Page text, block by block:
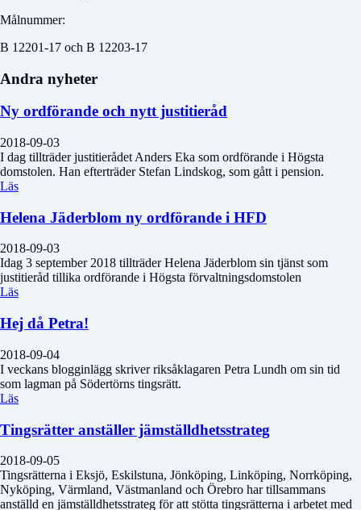
Målnummer:
B 12201-17 och B 12203-17
Andra nyheter
Ny ordförande och nytt justitieråd
2018-09-03
I dag tillträder justitierådet Anders Eka som ordförande i Högsta
domstolen. Han efterträder Stefan Lindskog, som gått i pension.
Läs
Helena Jäderblom ny ordförande i HFD
2018-09-03
Idag 3 september 2018 tillträder Helena Jäderblom sin tjänst som
justitieråd tillika ordförande i Högsta förvaltningsdomstolen
Läs
Hej då Petra!
2018-09-04
I veckans blogginlägg skriver riksåklagaren Petra Lundh om sin tid
som lagman på Södertörns tingsrätt.
Läs
Tingsrätter anställer jämställdhetsstrateg
2018-09-05
Tingsrätterna i Eksjö, Eskilstuna, Jönköping, Linköping, Norrköping,
Nyköping, Värmland, Västmanland och Örebro har tillsammans
anställd en jämställdhetsstrateg för att stötta tingsrätterna i arbetet med